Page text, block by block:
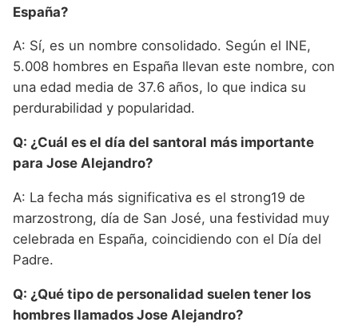
España?
A: Sí, es un nombre consolidado. Según el INE,
5.008 hombres en España llevan este nombre, con
una edad media de 37.6 años, lo que indica su
perdurabilidad y popularidad.
Q: ¿Cuál es el día del santoral más importante
para Jose Alejandro?
A: La fecha más significativa es el strong19 de
marzostrong, día de San José, una festividad muy
celebrada en España, coincidiendo con el Día del
Padre.
Q: ¿Qué tipo de personalidad suelen tener los
hombres llamados Jose Alejandro?